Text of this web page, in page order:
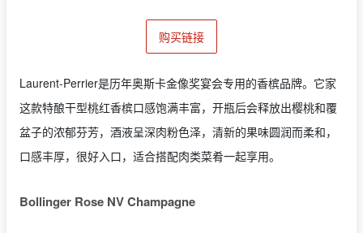
购买链接
Laurent-Perrier是历年奥斯卡金像奖宴会专用的香槟品牌。它家
这款特酿干型桃红香槟口感饱满丰富，开瓶后会释放出樱桃和覆
盆子的浓郁芬芳，酒液呈深肉粉色泽，清新的果味圆润而柔和，
口感丰厚，很好入口，适合搭配肉类菜肴一起享用。
Bollinger Rose NV Champagne